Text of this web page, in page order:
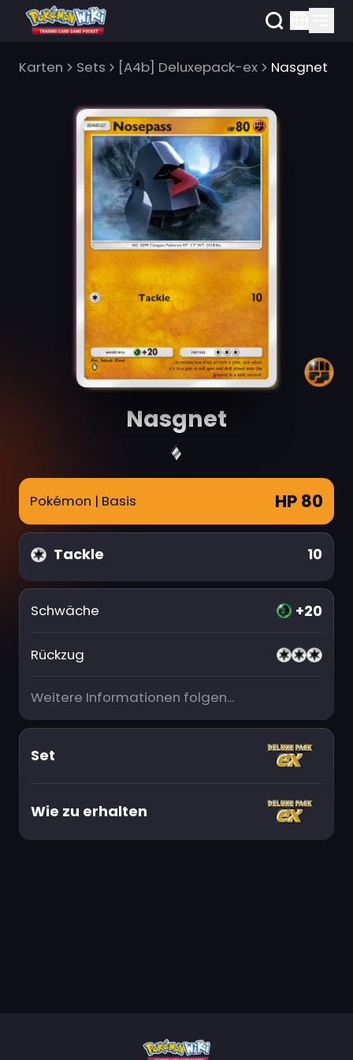
Karten Sets [A4b] Deluxepack-ex Nasgnet
Nasgnet
Pokémon | Basis HP 80
Tackle 10
Schwäche +20
Rückzug
Weitere Informationen folgen...
Set
Wie zu erhalten